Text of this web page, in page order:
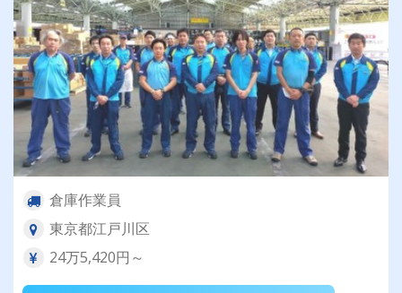
倉庫作業員
東京都江戸川区
24万5,420円～